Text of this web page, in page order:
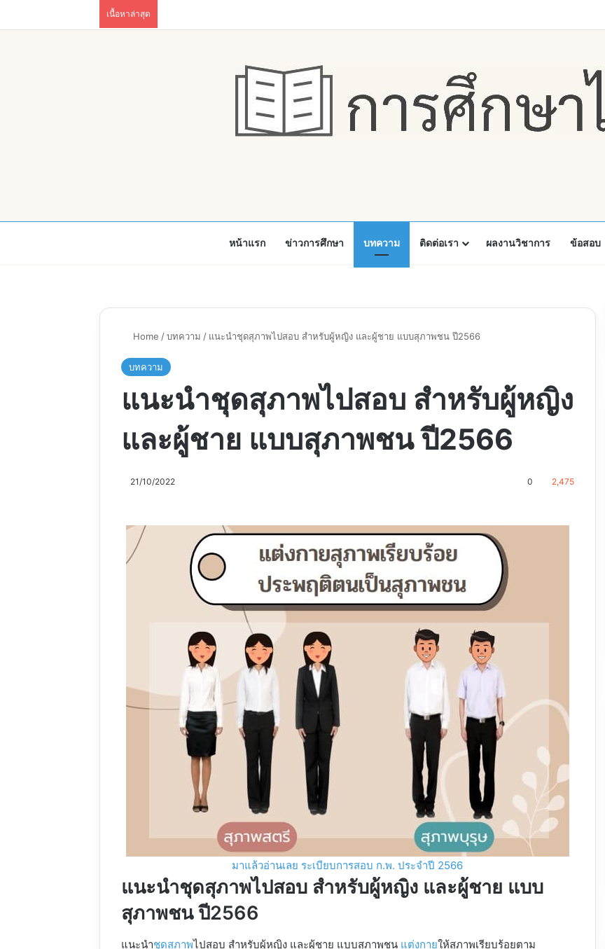
เนื้อหาล่าสุด
หน้าแรก ข่าวการศึกษา บทความ ติดต่อเรา ผลงานวิชาการ ข้อสอบ
Home /บทความ / แนะนำชุดสุภาพไปสอบ สำหรับผู้หญิง และผู้ชาย แบบสุภาพชน ปี2566
บทความ
แนะนำชุดสุภาพไปสอบ สำหรับผู้หญิง
และผู้ชาย แบบสุภาพชน ปี2566
21/10/2022 0 2,475
มาแล้วอ่านเลย ระเบียบการสอบ ก.พ. ประจำปี 2566
แนะนำชุดสุภาพไปสอบ สำหรับผู้หญิง และผู้ชาย แบบ
สุภาพชน ปี2566
แนะนำชุดสุภาพไปสอบ สำหรับผู้หญิง และผู้ชาย แบบสุภาพชน แต่งกายให้สุภาพเรียบร้อยตาม